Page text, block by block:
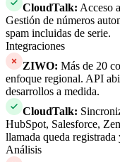
CloudTalk: Acceso
Gestión de números
spam incluidas de serie.
Integraciones
ZIWO: Más de 20
enfoque regional. API
desarrollos a medida.
CloudTalk:
HubSpot, Salesforce,
llamada queda
Análisis